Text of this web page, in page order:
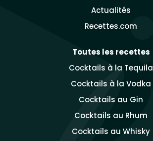
Actualités
Recettes.com
Toutes les recettes
Cocktails à la Tequila
Cocktails à la Vodka
Cocktails au Gin
Cocktails au Rhum
Cocktails au Whisky